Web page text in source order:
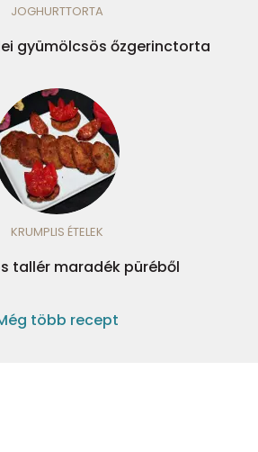
JOGHURTTORTA
gyümölcsös őzgerinctorta
KRUMPLIS ÉTELEK
tallér maradék püréből
több recept